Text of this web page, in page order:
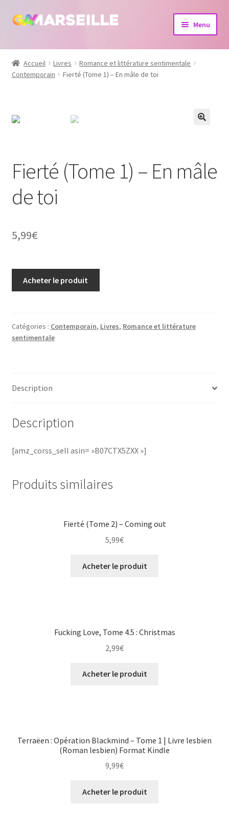
Aller
navigation
Aller
Menu
Boutique
Bijoux
Accueil Livres
Romance et littérature sentimentale
Contemporain
Fierté (Tome 1) – En mâle de toi
Fierté (Tome 1) – En mâle
de toi
5,99€
Acheter le produit
Catégories : Contemporain, Livres, Romance et littérature
sentimentale
Description
Description
[amz_corss_sell asin= »B07CTX5ZXX »]
Produits similaires
Fierté (Tome 2) – Coming out
5,99€
Acheter le produit
Fucking Love, Tome 4.5 : Christmas
2,99€
Acheter le produit
Terraëen : Opération Blackmind – Tome 1 | Livre lesbien
(Roman lesbien) Format Kindle
9,99€
Acheter le produit